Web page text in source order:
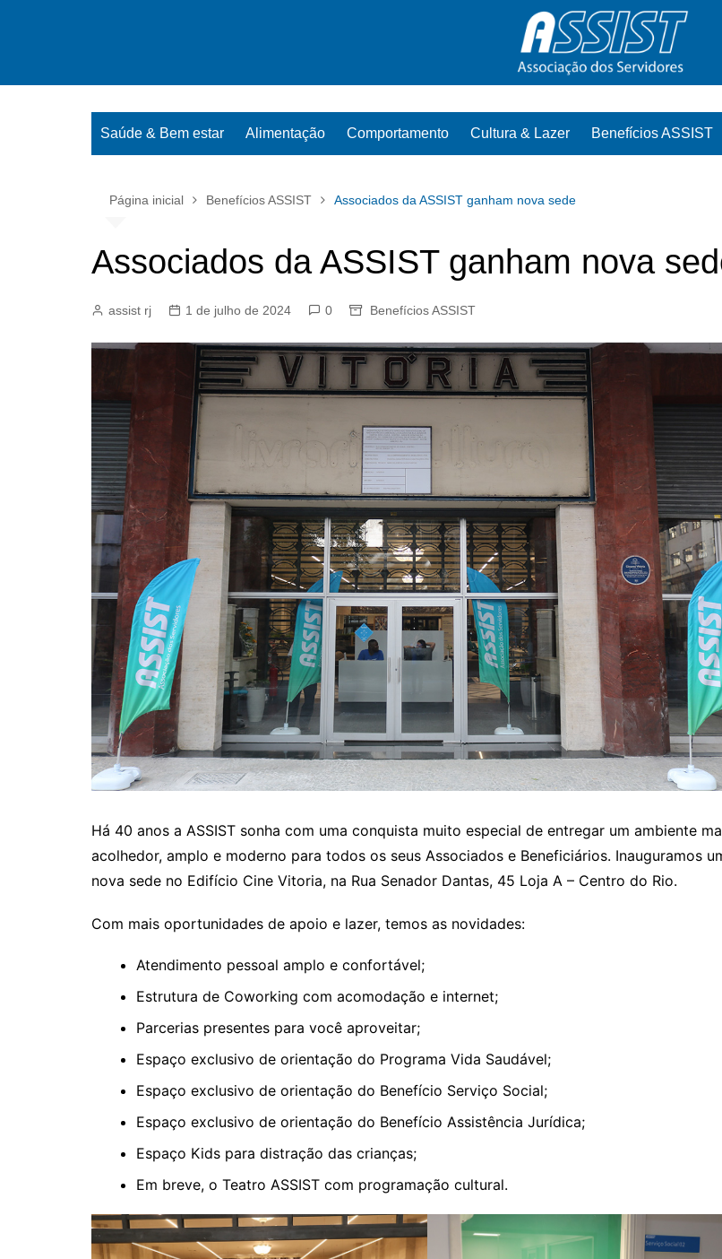
Saúde & Bem estar Alimentação Comportamento Cultura & Lazer Benefícios ASSIST
Página inicial Benefícios ASSIST Associados da ASSIST ganham nova sede
Associados da ASSIST ganham nova
assist rj 1 de julho de 2024 0 Benefícios ASSIST
Há 40 anos a ASSIST sonha com uma conquista muito especial de entregar um ambiente
acolhedor, amplo e moderno para todos os seus Associados e Beneficiários. Inauguramos
nova sede no Edifício Cine Vitoria, na Rua Senador Dantas, 45 Loja A – Centro do Rio.
Com mais oportunidades de apoio e lazer, temos as novidades:
Atendimento pessoal amplo e confortável;
Estrutura de Coworking com acomodação e internet;
Parcerias presentes para você aproveitar;
Espaço exclusivo de orientação do Programa Vida Saudável;
Espaço exclusivo de orientação do Benefício Serviço Social;
Espaço exclusivo de orientação do Benefício Assistência Jurídica;
Espaço Kids para distração das crianças;
Em breve, o Teatro ASSIST com programação cultural.